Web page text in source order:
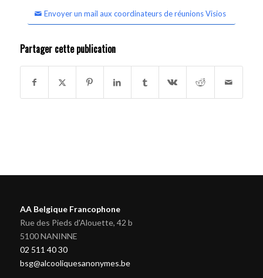
Envoyer un mail aux coordinateurs de réunions Visios
Partager cette publication
AA Belgique Francophone
Rue des Pieds d'Alouette, 42 b
5100 NANINNE
02 511 40 30
bsg@alcooliquesanonymes.be